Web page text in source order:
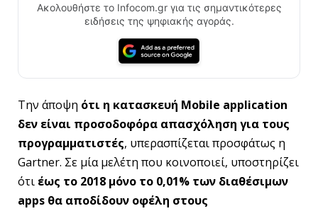
Ακολουθήστε το Infocom.gr για τις σημαντικότερες
ειδήσεις της ψηφιακής αγοράς.
Την άποψη ότι η κατασκευή Mobile application
δεν είναι προσοδοφόρα απασχόληση για τους
προγραμματιστές, υπερασπίζεται προσφάτως η
Gartner. Σε μία μελέτη που κοινοποιεί, υποστηρίζει
ότι έως το 2018 μόνο το 0,01% των διαθέσιμων
apps θα αποδίδουν οφέλη στους